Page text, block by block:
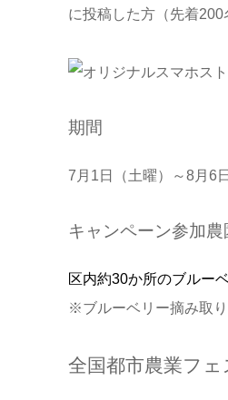
に投稿した方（先着
期間
7月1日（土曜）～8月6
キャンペーン参加農
区内約30か所のブルー
※ブルーベリー摘み取
全国都市農業フ